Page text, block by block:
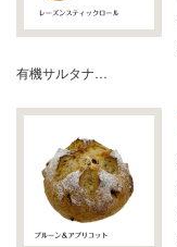
有機サルタナ…